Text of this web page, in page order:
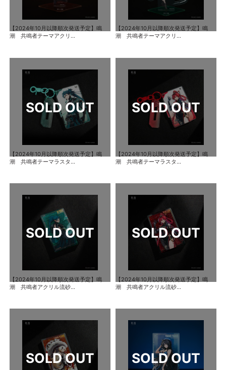
【2024年10月以降順次発送予定】鳴
潮 共鳴者テーマアクリ...
【2024年10月以降順次発送予定】鳴
潮 共鳴者テーマアクリ...
【2024年10月以降順次発送予定】鳴
潮 共鳴者テーマラスタ...
【2024年10月以降順次発送予定】鳴
潮 共鳴者テーマラスタ...
【2024年10月以降順次発送予定】鳴
潮 共鳴者アクリル流砂...
【2024年10月以降順次発送予定】鳴
潮 共鳴者アクリル流砂...